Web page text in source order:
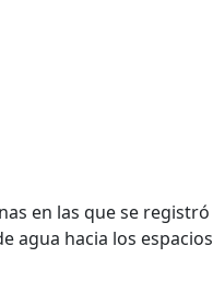
en las que se registró
agua hacia los espacios